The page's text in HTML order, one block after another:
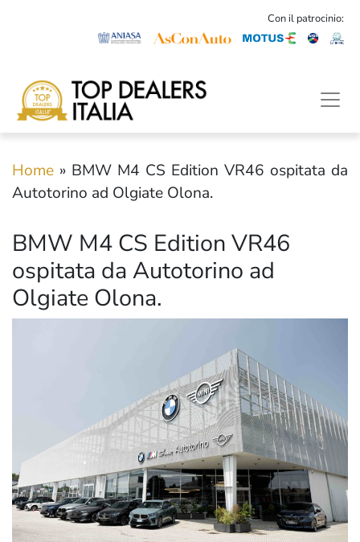
Con il patrocinio:
Home » BMW M4 CS Edition VR46 ospitata da
Autotorino ad Olgiate Olona.
BMW M4 CS Edition VR46
ospitata da Autotorino ad
Olgiate Olona.